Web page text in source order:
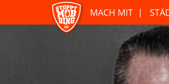
MACH MIT